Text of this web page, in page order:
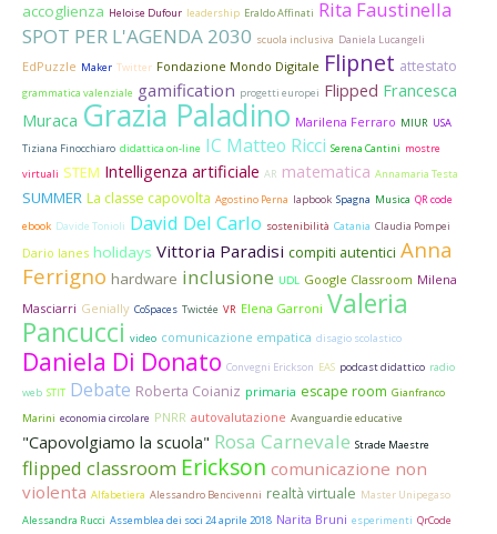
accoglienza Heloise Dufour leadership Eraldo Affinati Rita Faustinella
SPOT PER L'AGENDA 2030 scuola inclusiva Daniela Lucangeli
EdPuzzle Maker Twitter Fondazione Mondo Digitale Flipnet attestato
grammatica valenziale gamification progetti europei Flipped Francesca
Muraca Grazia Paladino Marilena Ferraro MIUR USA
Tiziana Finocchiaro didattica on-line IC Matteo Ricci Serena Cantini mostre
virtuali STEM Intelligenza artificiale AR matematica Annamaria Testa
SUMMER La classe capovolta Agostino Perna lapbook Spagna Musica QR code
ebook Davide Tonioli David Del Carlo sostenibilità Catania Claudia Pompei
Dario Ianes holidays Vittoria Paradisi compiti autentici Anna
Ferrigno hardware inclusione UDL Google Classroom Milena
Masciarri Genially CoSpaces Twictée VR Elena Garroni Valeria
Pancucci video comunicazione empatica disagio scolastico
Daniela Di Donato Convegni Erickson EAS podcast didattico radio
web STIT Debate Roberta Coianiz primaria escape room Gianfranco
Marini economia circolare PNRR autovalutazione Avanguardie educative
"Capovolgiamo la scuola" Rosa Carnevale Strade Maestre
flipped classroom Erickson comunicazione non
violenta Alfabetiera Alessandro Bencivenni realtà virtuale Master Unipegaso
Alessandra Rucci Assemblea dei soci 24 aprile 2018 Narita Bruni esperimenti QrCode